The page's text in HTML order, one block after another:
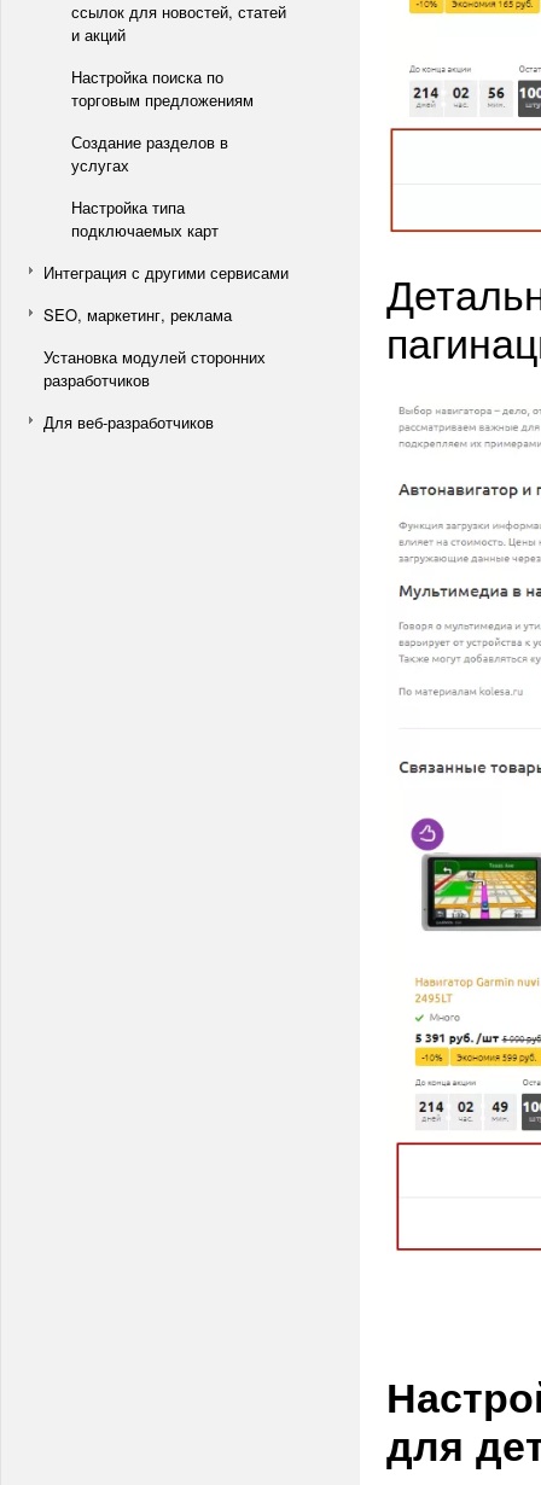
ссылок для новостей, статей
и акций
Настройка поиска по
торговым предложениям
Создание разделов в
услугах
Настройка типа
подключаемых карт
Интеграция с другими сервисами
SEO, маркетинг, реклама
Установка модулей сторонних
разработчиков
Для веб-разработчиков
для